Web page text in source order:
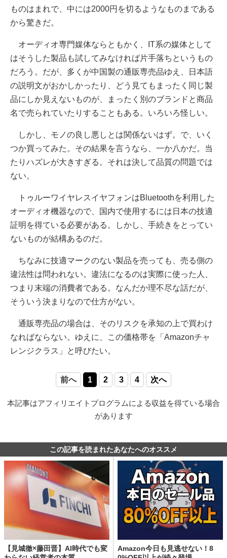
ものはまれで、中には2000円を切るようなものまである
から驚きだ。
オーディオ専門媒体ならともかく、IT系の媒体として
はそうした製品も試してみなければ片手落ちというもの
だろう。だが、多くが中国製の通販専売品ゆえ、日本語
の説明文がおかしかったり、どう見てもまったく同じ製
品にしか見えないものが、まったく別のブランドと商品
名で売られていたりすることもある。いろいろ怪しい。
しかし、モノの良し悪しとは関係ないはず。で、いく
つか買ってみた。その結果を言うなら、一か八かだ。当
たりハズレが大きすぎる。それは決して品質の問題では
ない。
トゥルーワイヤレスイヤフォンはBluetoothを利用した
オーディオ機器なので、国内で使用するには日本の技適
証明を得ている必要がある。しかし、手続きをとってい
ないものが結構あるのだ。
ちなみに技適マークのない製品を売っても、売る側の
違法性は問われない。違法になるのは実際に使った人、
つまり末端の消費者である。なんだか理不尽な話だが、
そういう決まりなので仕方がない。
通販専売品の場合は、そのリスクを承知の上で買わけ
なればならない。ゆえに、この価格帯を「Amazonチャ
レンジクラス」と呼びたい。
前へ 1 2 3 4 次へ
本記事はアフィリエイトプログラムによる収益を得ている場合
があります
この記事を読まれたあなたへのオススメ
【見城徹×藤田晋】AI時代でも変
Amazon今日も見逃せない！8